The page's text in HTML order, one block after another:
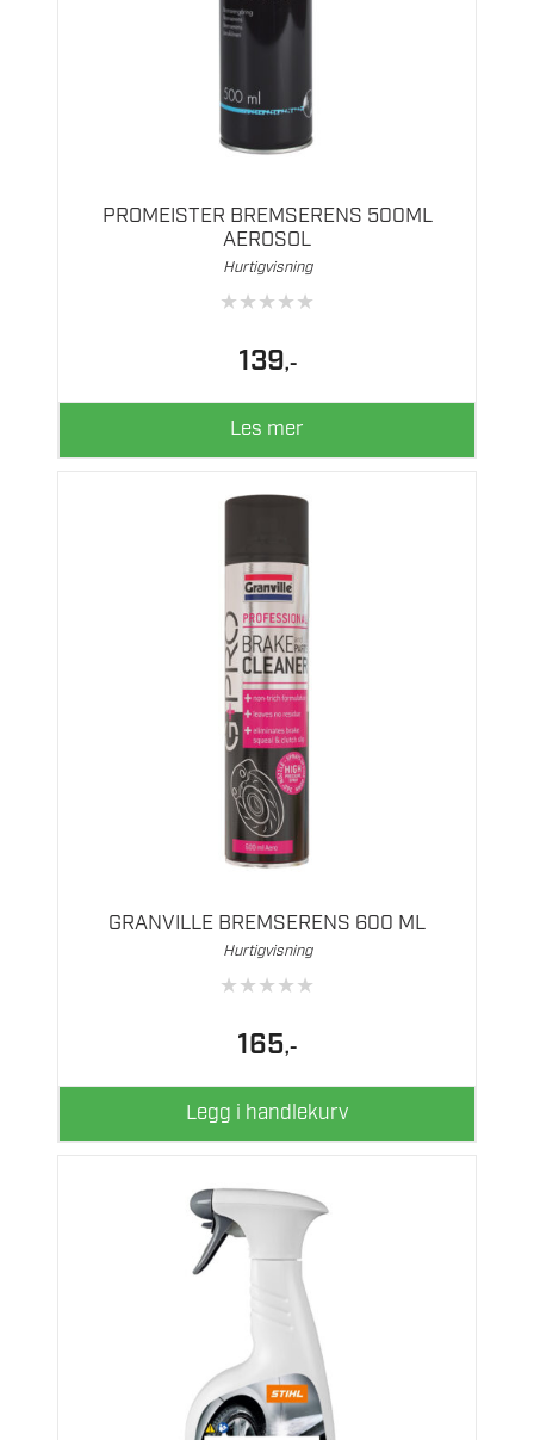
PROMEISTER BREMSERENS 500ML
AEROSOL
Hurtigvisning
★★★★★
139,-
Les mer
GRANVILLE BREMSERENS 600 ML
Hurtigvisning
★★★★★
165,-
Legg i handlekurv